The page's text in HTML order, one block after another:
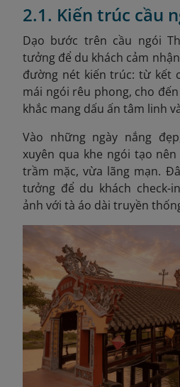
2.1. Kiến trúc cầu
Dạo bước trên cầu ngói
tưởng để du khách cảm
đường nét kiến trúc: từ kết
mái ngói rêu phong, cho
khắc mang dấu ấn tâm linh
Vào những ngày nắng
xuyên qua khe ngói tạo
trầm mặc, vừa lãng mạn.
tưởng để du khách check-
ảnh với tà áo dài truyền